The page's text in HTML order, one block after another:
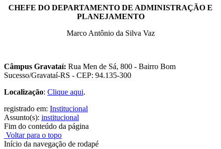
CHEFE DO DEPARTAMENTO DE ADMINISTRAÇÃO E
PLANEJAMENTO
Marco Antônio da Silva Vaz
Câmpus Gravataí: Rua Men de Sá, 800 - Bairro Bom
Sucesso/Gravataí-RS - CEP: 94.135-300
Localização: Clique aqui.
registrado em: Institucional
Assunto(s): institucional
Fim do conteúdo da página
Voltar para o topo
Início da navegação de rodapé